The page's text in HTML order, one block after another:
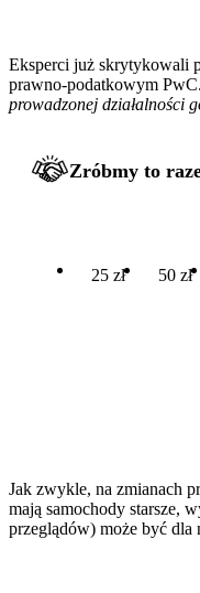
Eksperci już skrytykowali
prawno-podatkowym
prowadzonej działalności
Zróbmy to
25 zł 50 zł
Jak zwykle, na zmianach
mają samochody starsze,
przeglądów) może być dla